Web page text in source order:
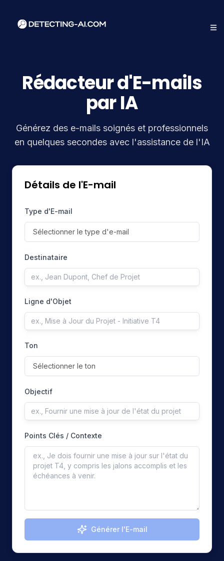
Rédacteur d'E-mails
par IA
Générez des e-mails soignés et professionnels
en quelques secondes avec l'assistance de l'IA
Détails de l'E-mail
Type d'E-mail
Sélectionner le type d'e-mail
Destinataire
Ligne d'Objet
Ton
Sélectionner le ton
Objectif
Points Clés / Contexte
Générer l'E-mail